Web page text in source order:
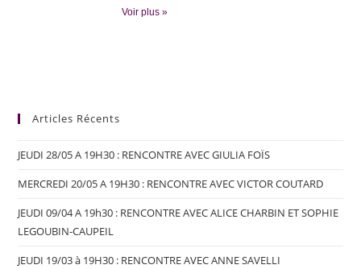
Voir plus »
Articles Récents
JEUDI 28/05 A 19H30 : RENCONTRE AVEC GIULIA FOÏS
MERCREDI 20/05 A 19H30 : RENCONTRE AVEC VICTOR COUTARD
JEUDI 09/04 A 19h30 : RENCONTRE AVEC ALICE CHARBIN ET SOPHIE
LEGOUBIN-CAUPEIL
JEUDI 19/03 à 19H30 : RENCONTRE AVEC ANNE SAVELLI